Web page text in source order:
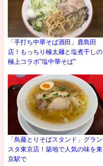
「手打ち中華そば酒田」鹿島田
店！もっちり極太麺と塩煮干しの
極上コラボ"塩中華そば"
「鳥藤とりそばスタンド」グラン
スタ東京店！築地で人気の味を東
京駅で